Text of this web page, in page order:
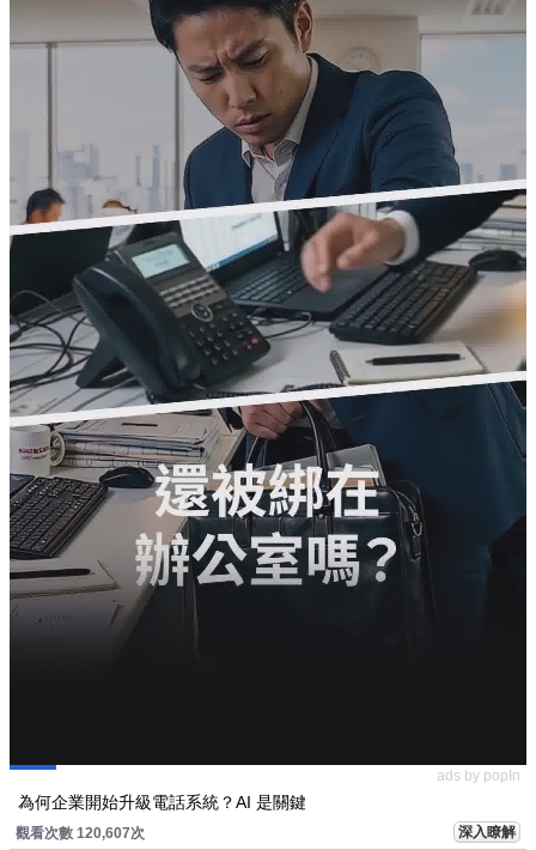
ads by popIn
為何企業開始升級電話系統？AI 是關鍵
觀看次數 120,607次 深入瞭解